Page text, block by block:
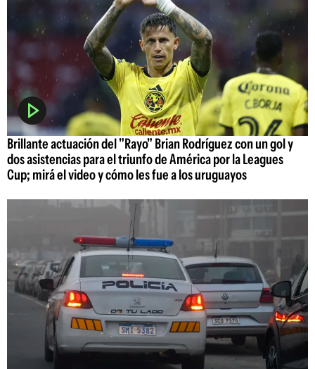
Brillante actuación del "Rayo" Brian Rodríguez con un gol y
dos asistencias para el triunfo de América por la Leagues
Cup; mirá el video y cómo les fue a los uruguayos